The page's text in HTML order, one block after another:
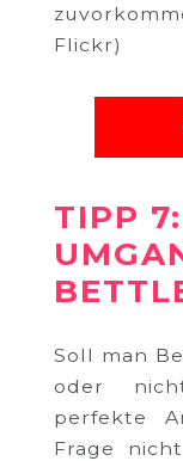
Flickr)
TIPP
Soll man
oder
perfekte
Frage